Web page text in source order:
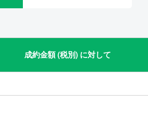
成約金額 (税別) に対して